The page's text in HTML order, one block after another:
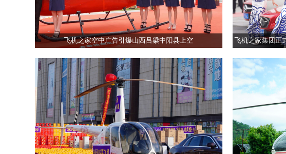
飞机之家空中广告引爆山西吕梁中阳县上空
全国飞行热线
13210535852
飞机之家集团